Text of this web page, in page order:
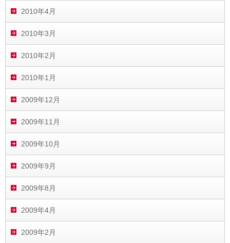
2010年4月
2010年3月
2010年2月
2010年1月
2009年12月
2009年11月
2009年10月
2009年9月
2009年8月
2009年4月
2009年2月